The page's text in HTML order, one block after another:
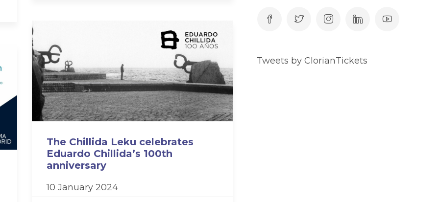
The Chillida Leku celebrates
Eduardo Chillida’s 100th
anniversary
10 January 2024
Tweets by ClorianTickets